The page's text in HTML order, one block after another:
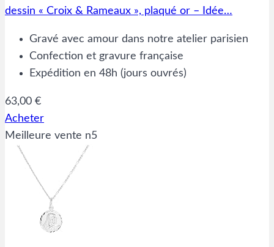
dessin « Croix & Rameaux », plaqué or – Idée…
Gravé avec amour dans notre atelier parisien
Confection et gravure française
Expédition en 48h (jours ouvrés)
63,00 €
Acheter
Meilleure vente n5